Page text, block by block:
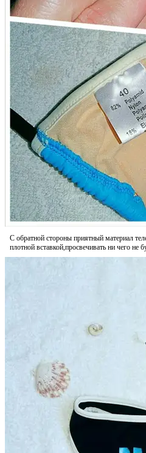
С обратной стороны приятный материал
плотной вставкой,просвечивать ни чего не